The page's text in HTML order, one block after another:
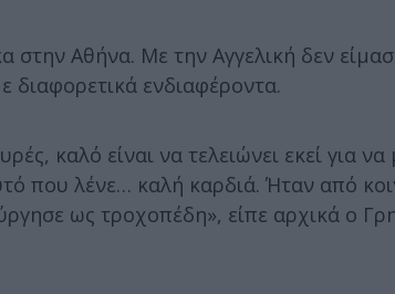
Αθήνα. Με την Αγγελική δεν
διαφορετικά ενδιαφέροντα.
καλό είναι να τελειώνει εκεί για να
που λένε… καλή καρδιά. Ήταν από
ως τροχοπέδη», είπε αρχικά ο